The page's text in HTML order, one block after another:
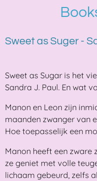
de
Sweet as Suger -
Sweet as Sugar is het
Sandra J. Paul. En wat
Manon en Leon zijn
maanden zwanger van
Hoe toepasselijk een
Manon heeft een zware
ze geniet met volle
lichaam gebeurd, zelfs